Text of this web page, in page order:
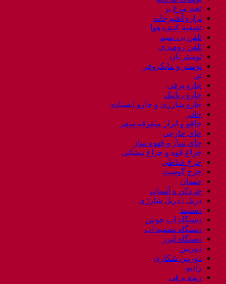
تخم مرغ پز
ترازو آشپزخانه
تصفیه کننده هوا
تلفن بی سیم
تلفن رومیزی
توستر نان
توستر و مایکروفر
تی
جارو برقی
جارو رباتیک
جارو شارژی و جارو ایستاده
چادر
چاقو و ابزار متفرقه سفر
چای خارجی
چای ساز و قهوه ساز
چراغ قوه و چراغ پیشانی
چرخ خیاطی
چرخ گوشت
چمدان
خردکن و آسیاب
دریل / دریل شارژی
دستبند
دستگاه اب جوش
دستگاه تصفیه اب
دستگاه لیزر
دوربین
دوربین شکاری
رادیو
رنده برقی